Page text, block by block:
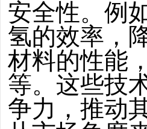
安全性。例
氢的效率，
材料的性能
等。这些技
争力，推动